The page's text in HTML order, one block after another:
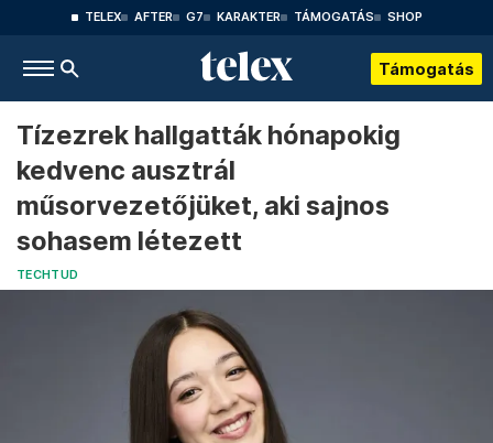
TELEX AFTER G7 KARAKTER TÁMOGATÁS SHOP
Támogatás
Tízezrek hallgatták hónapokig
kedvenc ausztrál
műsorvezetőjüket, aki sajnos
sohasem létezett
TECHTUD